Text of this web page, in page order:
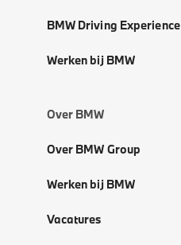
BMW Driving Experience
Werken bij BMW
Over BMW
Over BMW Group
Werken bij BMW
Vacatures